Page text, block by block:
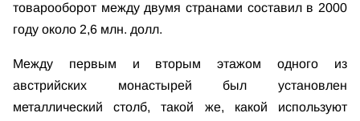
товарооборот между двумя странами составил в 2000
году около 2,6 млн. долл.
Между первым и вторым этажом одного из
австрийских монастырей был установлен
металлический столб, такой же, какой используют